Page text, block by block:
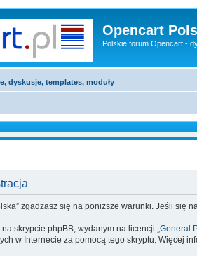
Opencart
Polskie forum Opencart -
dyskusje, templates, moduły
zgadzasz się na poniższe warunki. Jeśli się
skrypcie phpBB, wydanym na licencji „ General
w Internecie za pomocą tego skryptu. Więcej